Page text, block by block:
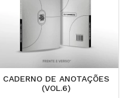
CADERNO DE ANOTAÇÕES
(VOL.6)